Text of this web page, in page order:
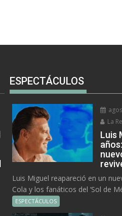
ESPECTÁCULOS
La
Luis
Luis Miguel reapareció en un
Cola y los fanáticos del ‘Sol de
ESPECTÁCULOS